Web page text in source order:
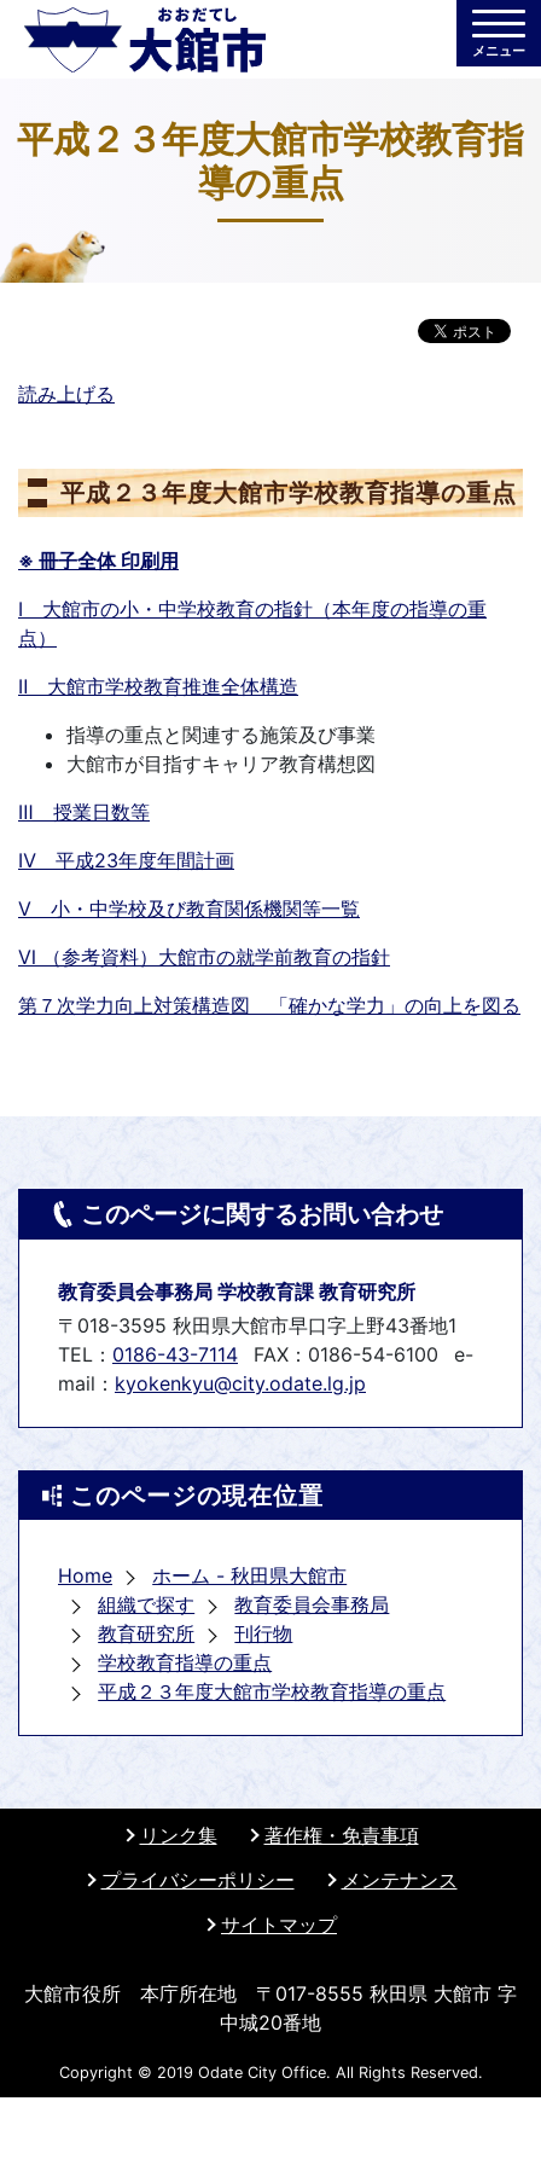
メニュー
平成２３年度大館市学校教育指
導の重点
読み上げる
平成２３年度大館市学校教育指導の重点
※ 冊子全体 印刷用
Ⅰ 大館市の小・中学校教育の指針（本年度の指導の重
点）
Ⅱ 大館市学校教育推進全体構造
指導の重点と関連する施策及び事業
大館市が目指すキャリア教育構想図
Ⅲ 授業日数等
Ⅳ 平成23年度年間計画
Ⅴ 小・中学校及び教育関係機関等一覧
Ⅵ （参考資料）大館市の就学前教育の指針
第７次学力向上対策構造図 「確かな学力」の向上を図る
このページに関するお問い合わせ
教育委員会事務局 学校教育課 教育研究所
〒018-3595 秋田県大館市早口字上野43番地1
TEL： 0186-43-7114 FAX：0186-54-6100
e-
mail： kyokenkyu@city.odate.lg.jp
このページの現在位置
Home
ホーム - 秋田県大館市
組織で探す
教育委員会事務局
教育研究所
刊行物
学校教育指導の重点
平成２３年度大館市学校教育指導の重点
リンク集
著作権・免責事項
プライバシーポリシー
メンテナンス
サイトマップ
大館市役所 本庁所在地 〒017-8555 秋田県 大館市 字
中城20番地
Copyright © 2019 Odate City Office. All Rights Reserved.